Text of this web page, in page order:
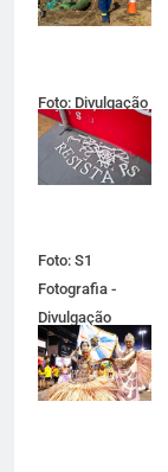
Foto: Divulgação
Foto: S1
Fotografia -
Divulgação
Gardel
Assessoria